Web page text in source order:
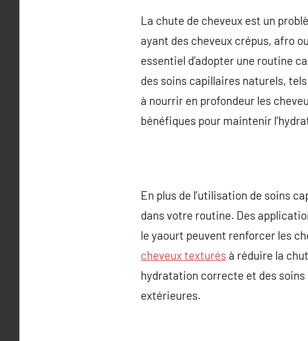
La chute de cheveux est un
ayant des cheveux crépus, afro
essentiel d’adopter une routine
des soins capillaires naturels,
à nourrir en profondeur les
bénéfiques pour maintenir
En plus de l’utilisation de soins
dans votre routine. Des
le yaourt peuvent renforcer les
cheveux texturés à réduire la
hydratation correcte et des
extérieures.